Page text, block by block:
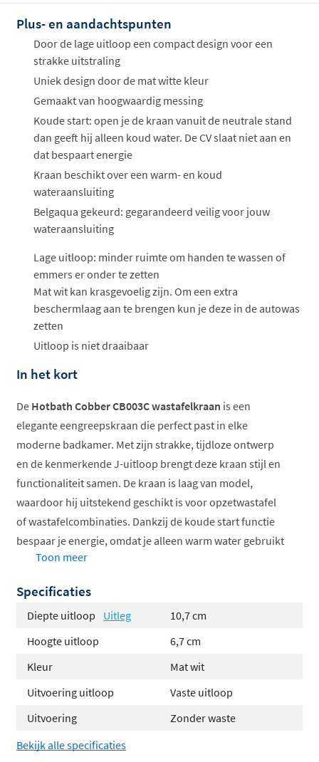
Offertes
ophalen...
Plus- en aandachtspunten
Door de lage uitloop een compact design voor een
strakke uitstraling
Uniek design door de mat witte kleur
Gemaakt van hoogwaardig messing
Koude start: open je de kraan vanuit de neutrale stand
dan geeft hij alleen koud water. De CV slaat niet aan en
dat bespaart energie
Kraan beschikt over een warm- en koud
wateraansluiting
Belgaqua gekeurd: gegarandeerd veilig voor jouw
wateraansluiting
Lage uitloop: minder ruimte om handen te wassen of
emmers er onder te zetten
Mat wit kan krasgevoelig zijn. Om een extra
beschermlaag aan te brengen kun je deze in de autowas
zetten
Uitloop is niet draaibaar
In het kort
De Hotbath Cobber CB003C wastafelkraan is een
elegante eengreepskraan die perfect past in elke
moderne badkamer. Met zijn strakke, tijdloze ontwerp
en de kenmerkende J-uitloop brengt deze kraan stijl en
functionaliteit samen. De kraan is laag van model,
waardoor hij uitstekend geschikt is voor opzetwastafel
of wastafelcombinaties. Dankzij de koude start functie
bespaar je energie, omdat je alleen warm water gebruikt
wanneer je de hendel naar links draait.
Stijlvolle eengreepskraan met J-uitloop
Energiebesparend met koude start
Gemaakt van hoogwaardig messing
Eenvoudige installatie met 1 kraangat
De Hotbath Cobber serie: tijdloos en
veelzijdig
Toon meer
Specificaties
Diepte uitloop Uitleg
10,7 cm
Hoogte uitloop
6,7 cm
Kleur
Mat wit
Uitvoering uitloop
Vaste uitloop
Uitvoering
Zonder waste
Bekijk alle specificaties